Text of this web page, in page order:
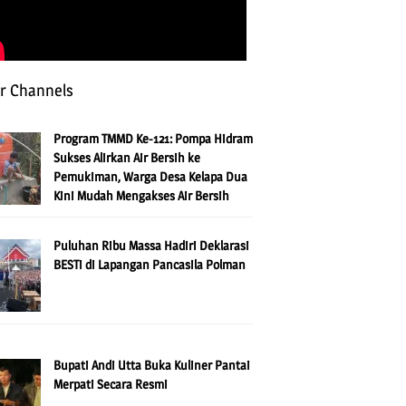
Channels
Program TMMD Ke-121: Pompa Hidram
Sukses Alirkan Air Bersih ke
Pemukiman, Warga Desa Kelapa Dua
Kini Mudah Mengakses Air Bersih
Puluhan Ribu Massa Hadiri Deklarasi
BESTi di Lapangan Pancasila Polman
Bupati Andi Utta Buka Kuliner Pantai
Merpati Secara Resmi